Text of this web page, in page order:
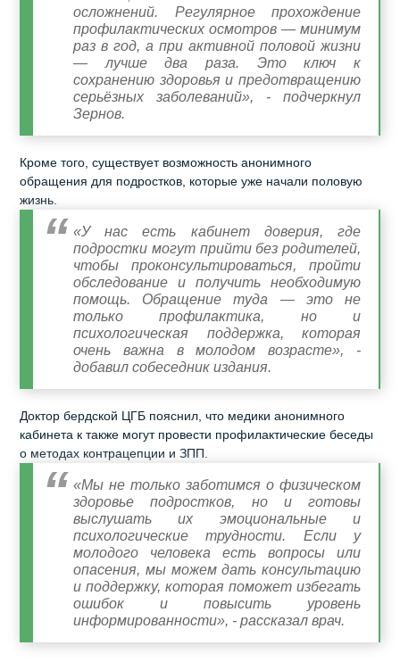
осложнений. Регулярное прохождение
профилактических осмотров — минимум
раз в год, а при активной половой жизни
— лучше два раза. Это ключ к
сохранению здоровья и предотвращению
серьёзных заболеваний», - подчеркнул
Зернов.
Кроме того, существует возможность анонимного
обращения для подростков, которые уже начали половую
жизнь.
«У нас есть кабинет доверия, где
подростки могут прийти без родителей,
чтобы проконсультироваться, пройти
обследование и получить необходимую
помощь. Обращение туда — это не
только профилактика, но и
психологическая поддержка, которая
очень важна в молодом возрасте», -
добавил собеседник издания.
Доктор бердской ЦГБ пояснил, что медики анонимного
кабинета к также могут провести профилактические беседы
о методах контрацепции и ЗПП.
«Мы не только заботимся о физическом
здоровье подростков, но и готовы
выслушать их эмоциональные и
психологические трудности. Если у
молодого человека есть вопросы или
опасения, мы можем дать консультацию
и поддержку, которая поможет избегать
ошибок и повысить уровень
информированности», - рассказал врач.